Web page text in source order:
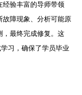
经验丰富的导师带领
故障现象、分析可能原
，最终完成修复。这
习，确保了学员毕业